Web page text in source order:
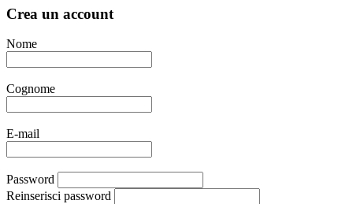
Crea un account
Nome
Cognome
E-mail
Password
Reinserisci password